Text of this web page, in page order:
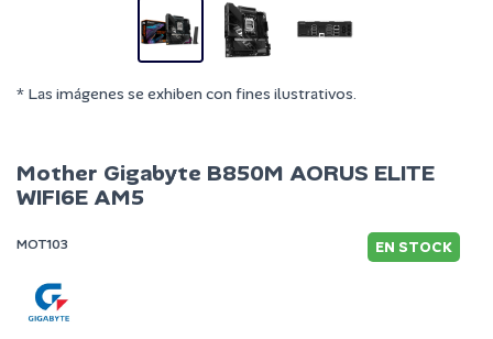
* Las imágenes se exhiben con fines ilustrativos.
Mother Gigabyte B850M AORUS ELITE
WIFI6E AM5
MOT103 EN STOCK